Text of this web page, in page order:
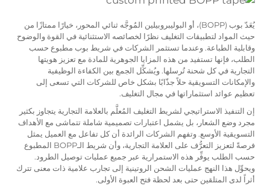
يُعَدّ بوب (BOPP)، أو البوليبروبيلين المُوجَّه ثنائي المحور، خيارًا ممتازًا من
حيث المواد لتطبيقات التغليف نظرًا لخصائصه الاستثنائية في القوة والوضوح
وقابلية الطباعة. وعندما تستثمر الشركات في شريط بوب مطبوع حسب
الطلب، فإنها تستفيد من هذه المزايا الجوهرية للمادة مع تعزيز هويتها
التجارية في كل شحنة تُرسلها. ويُشكِّل الجمع بين الكفاءة الوظيفية
والإمكانات التسويقية حلاً جذّابًا بشكل خاص للشركات التي تسعى إلى
تعظيم عوائد استثماراتها في مجال التغليف.
إن التنفيذ الاستراتيجي لشريط التغليف المُعلَّم بالعلامة التجارية يتجاوز بكثير
مجرد وضع الشعار، بل يشمل اعتبارات تصميمية شاملة تتماشى مع الأهداف
التسويقية الأوسع. وتفهم الشركات الرائدة أن كل تفاعل مع العميل يمثل
فرصةً لتعزيز التعرُّف على العلامة التجارية، وأن شريط الـBOPP المطبوع
حسب الطلب يوفِّر هذه الاستمرارية عبر جميع عمليات توصيل الطرود.
ويحوِّل هذا النهج عمليات الشحن الروتينية إلى تجارب علامية ذات معنى تترك
أثراً لدى المتلقين حتى بعد لحظة فتح العبوة الأولى.